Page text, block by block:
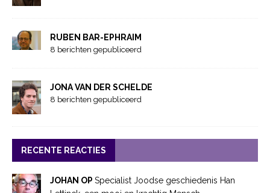
RUBEN BAR-EPHRAIM
8 berichten gepubliceerd
JONA VAN DER SCHELDE
8 berichten gepubliceerd
RECENTE REACTIES
JOHAN OP Specialist Joodse geschiedenis Han